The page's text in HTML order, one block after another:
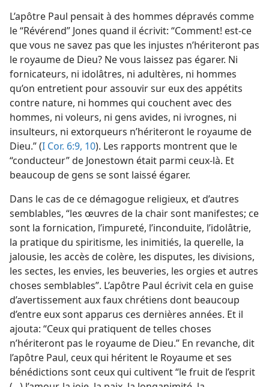
L’apôtre Paul pensait à des hommes dépravés comme
le “Révérend” Jones quand il écrivit: “Comment! est-​ce
que vous ne savez pas que les injustes n’hériteront pas
le royaume de Dieu? Ne vous laissez pas égarer. Ni
fornicateurs, ni idolâtres, ni adultères, ni hommes
qu’on entretient pour assouvir sur eux des appétits
contre nature, ni hommes qui couchent avec des
hommes, ni voleurs, ni gens avides, ni ivrognes, ni
insulteurs, ni extorqueurs n’hériteront le royaume de
Dieu.” (I Cor. 6:9, 10). Les rapports montrent que le
“conducteur” de Jonestown était parmi ceux-là. Et
beaucoup de gens se sont laissé égarer.
Dans le cas de ce démagogue religieux, et d’autres
semblables, “les œuvres de la chair sont manifestes; ce
sont la fornication, l’impureté, l’inconduite, l’idolâtrie,
la pratique du spiritisme, les inimitiés, la querelle, la
jalousie, les accès de colère, les disputes, les divisions,
les sectes, les envies, les beuveries, les orgies et autres
choses semblables”. L’apôtre Paul écrivit cela en guise
d’avertissement aux faux chrétiens dont beaucoup
d’entre eux sont apparus ces dernières années. Et il
ajouta: “Ceux qui pratiquent de telles choses
n’hériteront pas le royaume de Dieu.” En revanche, dit
l’apôtre Paul, ceux qui héritent le Royaume et ses
bénédictions sont ceux qui cultivent “le fruit de l’esprit